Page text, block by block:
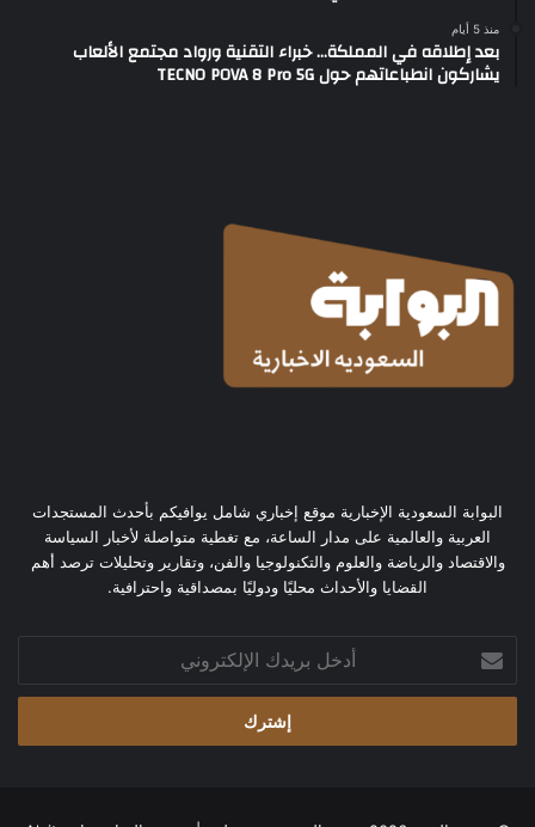
منذ 5 أيام
بعد إطلاقه في المملكة… خبراء التقنية ورواد مجتمع الألعاب
يشاركون انطباعاتهم حول TECNO POVA 8 Pro 5G
البوابة السعودية الإخبارية موقع إخباري شامل يوافيكم بأحدث المستجدات
العربية والعالمية على مدار الساعة، مع تغطية متواصلة لأخبار السياسة
والاقتصاد والرياضة والعلوم والتكنولوجيا والفن، وتقارير وتحليلات ترصد أهم
القضايا والأحداث محليًا ودوليًا بمصداقية واحترافية.
بريدك
الإلكتروني